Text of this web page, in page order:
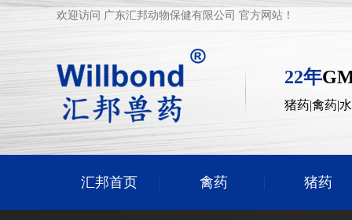
欢迎访问 广东汇邦动物保健有限公司 官方网站！
22年
猪药|禽药|
汇邦首页 禽药 猪药